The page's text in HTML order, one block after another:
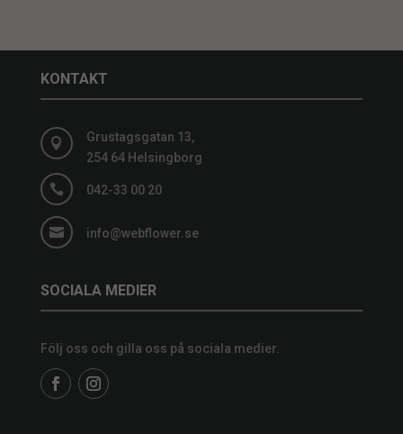
KONTAKT

Grustagsgatan 13,
254 64 Helsingborg
 042-33 00 20
 info@webflower.se
SOCIALA MEDIER
Följ oss och gilla oss på sociala medier.